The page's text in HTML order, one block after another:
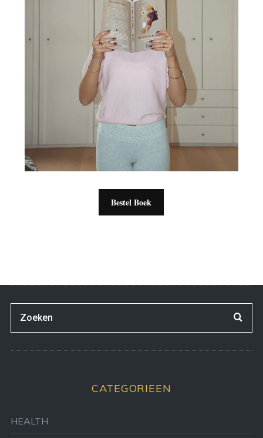
Bestel Boek
CATEGORIEEN
HEALTH